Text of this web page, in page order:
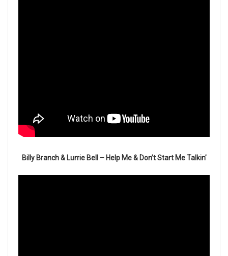
Billy Branch & Lurrie Bell – Help Me & Don’t Start Me Talkin’